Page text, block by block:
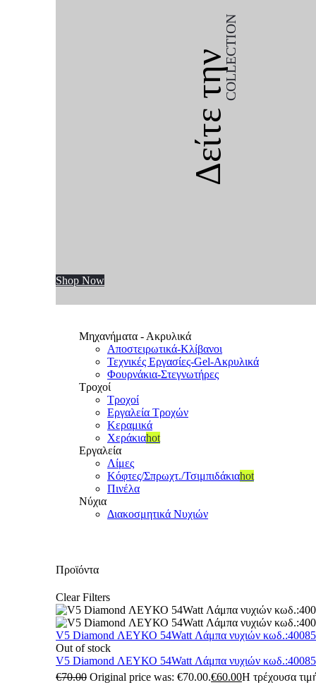
Δείτε τηνCOLLECTION
Shop Now
Μηχανήματα - Ακρυλικά
Αποστειρωτικά-Κλίβανοι
Τεχνικές Εργασίες-Gel-Ακρυλικά
Φουρνάκια-Στεγνωτήρες
Τροχοί
Τροχοί
Εργαλεία Τροχών
Κεραμικά
Χεράκιαhot
Εργαλεία
Λίμες
Κόφτες/Σπρωχτ./Τσιμπιδάκιαhot
Πινέλα
Νύχια
Διακοσμητικά Νυχιών
Προϊόντα
Clear Filters
V5 Diamond ΛΕΥΚΟ 54Watt Λάμπα νυχιών
Out of stock
V5 Diamond ΛΕΥΚΟ 54Watt Λάμπα νυχιών
€70.00 Original price was: €70.00.€60.00Η τρέχουσα